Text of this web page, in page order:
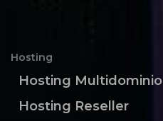
Hosting
Hosting Multidominio
Hosting Reseller